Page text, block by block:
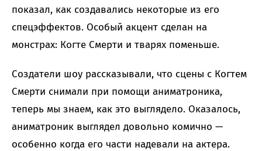
показал, как создавались некоторые из его
спецэффектов. Особый акцент сделан на
монстрах: Когте Смерти и тварях поменьше.
Создатели шоу рассказывали, что сцены с Когтем
Смерти снимали при помощи аниматроника,
теперь мы знаем, как это выглядело. Оказалось,
аниматроник выглядел довольно комично —
особенно когда его части надевали на актера.